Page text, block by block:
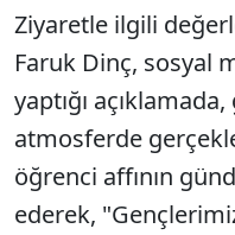
Ziyaretle ilgili
Faruk Dinç, sosyal
yaptığı
atmosferde
öğrenci affının
ederek,